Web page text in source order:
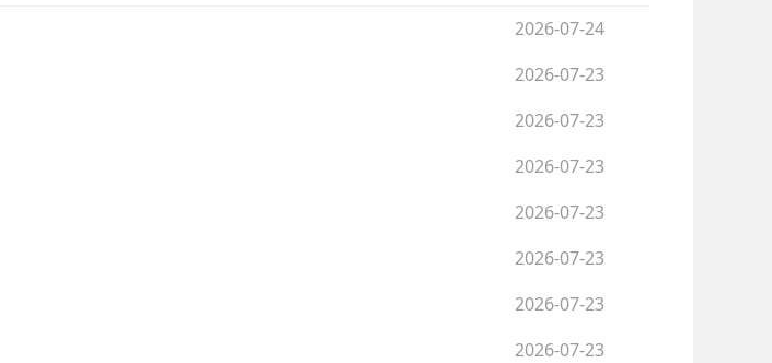
2026-07-24
2026-07-23
2026-07-23
2026-07-23
2026-07-23
2026-07-23
2026-07-23
2026-07-23